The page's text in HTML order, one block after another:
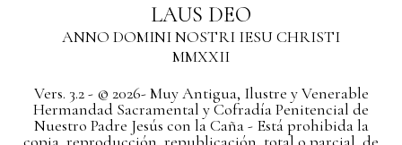
LAUS DEO
ANNO DOMINI NOSTRI IESU CHRISTI
MMXXII
Vers. 3.2 - © 2026- Muy Antigua, Ilustre y Venerable
Hermandad Sacramental y Cofradía Penitencial de
Nuestro Padre Jesús con la Caña - Está prohibida la
copia, reproducción, republicación, total o parcial, de